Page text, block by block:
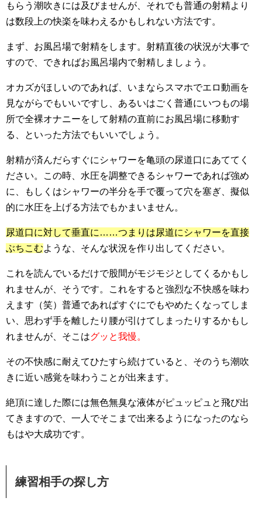
もらう潮吹きには及びませんが、それでも普通の射精より
は数段上の快楽を味わえるかもしれない方法です。
まず、お風呂場で射精をします。射精直後の状況が大事で
すので、できればお風呂場内で射精しましょう。
オカズがほしいのであれば、いまならスマホでエロ動画を
見ながらでもいいですし、あるいはごく普通にいつもの場
所で全裸オナニーをして射精の直前にお風呂場に移動す
る、といった方法でもいいでしょう。
射精が済んだらすぐにシャワーを亀頭の尿道口にあててく
ださい。この時、水圧を調整できるシャワーであれば強め
に、もしくはシャワーの半分を手で覆って穴を塞ぎ、擬似
的に水圧を上げる方法でもかまいません。
尿道口に対して垂直に……つまりは尿道にシャワーを直接
ぶちこむような、そんな状況を作り出してください。
これを読んでいるだけで股間がモジモジとしてくるかもし
れませんが、そうです。これをすると強烈な不快感を味わ
えます（笑）普通であればすぐにでもやめたくなってしま
い、思わず手を離したり腰が引けてしまったりするかもし
れませんが、そこはグッと我慢。
その不快感に耐えてひたすら続けていると、そのうち潮吹
きに近い感覚を味わうことが出来ます。
絶頂に達した際には無色無臭な液体がピュッピュと飛び出
てきますので、一人でそこまで出来るようになったのなら
もはや大成功です。
練習相手の探し方